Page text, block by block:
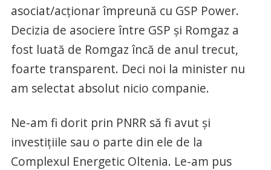
asociat/acţionar împreună cu GSP Power.
Decizia de asociere între GSP şi Romgaz a
fost luată de Romgaz încă de anul trecut,
foarte transparent. Deci noi la minister nu
am selectat absolut nicio companie.
Ne-am fi dorit prin PNRR să fi avut şi
investiţiile sau o parte din ele de la
Complexul Energetic Oltenia. Le-am pus